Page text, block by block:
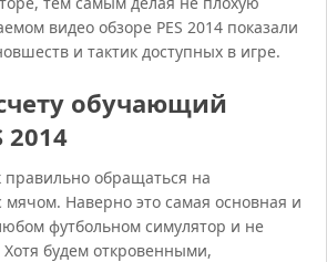
видео обзоре PES 2014 показали
и тактик доступных в игре.
обучающий
2014
обращаться на
мячом. Наверно это самая основная и
футбольном симулятор и не
Хотя будем откровенными,